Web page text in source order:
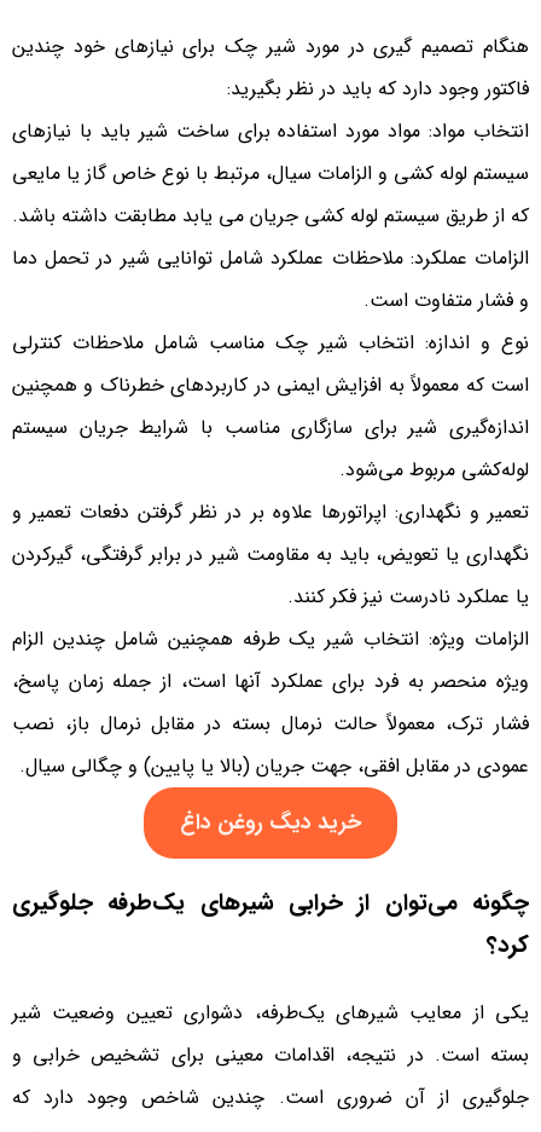
هنگام تصمیم گیری در مورد شیر چک برای نیازهای خود چندین
فاکتور وجود دارد که باید در نظر بگیرید:
انتخاب مواد: مواد مورد استفاده برای ساخت شیر ​​باید با نیازهای
سیستم لوله کشی و الزامات سیال، مرتبط با نوع خاص گاز یا مایعی
که از طریق سیستم لوله کشی جریان می یابد مطابقت داشته باشد.
الزامات عملکرد: ملاحظات عملکرد شامل توانایی شیر در تحمل دما
و فشار متفاوت است.
نوع و اندازه: انتخاب شیر چک مناسب شامل ملاحظات کنترلی
است که معمولاً به افزایش ایمنی در کاربردهای خطرناک و همچنین
اندازه‌گیری شیر برای سازگاری مناسب با شرایط جریان سیستم
لوله‌کشی مربوط می‌شود.
تعمیر و نگهداری: اپراتورها علاوه بر در نظر گرفتن دفعات تعمیر و
نگهداری یا تعویض، باید به مقاومت شیر ​​در برابر گرفتگی، گیرکردن
یا عملکرد نادرست نیز فکر کنند.
الزامات ویژه: انتخاب شیر یک طرفه همچنین شامل چندین الزام
ویژه منحصر به فرد برای عملکرد آنها است، از جمله زمان پاسخ،
فشار ترک، معمولاً حالت نرمال بسته در مقابل نرمال باز، نصب
عمودی در مقابل افقی، جهت جریان (بالا یا پایین) و چگالی سیال.
خرید دیگ روغن داغ
چگونه می‌توان از خرابی شیرهای یک‌طرفه جلوگیری
کرد؟
یکی از معایب شیرهای یک‌طرفه، دشواری تعیین وضعیت شیر
بسته است. در نتیجه، اقدامات معینی برای تشخیص خرابی و
جلوگیری از آن ضروری است. چندین شاخص وجود دارد که